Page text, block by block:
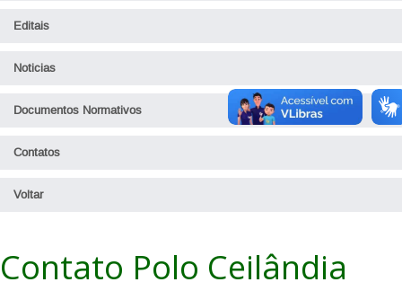
Editais
Noticias
Documentos Normativos
Contatos
Voltar
Contato Polo Ceilândia